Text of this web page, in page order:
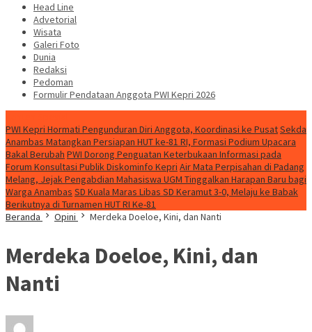
Head Line
Advetorial
Wisata
Galeri Foto
Dunia
Redaksi
Pedoman
Formulir Pendataan Anggota PWI Kepri 2026
PWI Kepri Hormati Pengunduran Diri Anggota, Koordinasi ke PusatSekda
Anambas Matangkan Persiapan HUT ke-81 RI, Formasi Podium Upacara
Bakal Berubah PWI Dorong Penguatan Keterbukaan Informasi pada
Forum Konsultasi Publik Diskominfo Kepri Air Mata Perpisahan di Padang
Melang, Jejak Pengabdian Mahasiswa UGM Tinggalkan Harapan Baru bagi
Warga Anambas SD Kuala Maras Libas SD Keramut 3-0, Melaju ke Babak
Berikutnya di Turnamen HUT RI Ke-81
Beranda
Opini Merdeka Doeloe, Kini, dan Nanti
Merdeka Doeloe, Kini, dan
Nanti